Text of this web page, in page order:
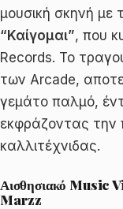
μουσική σκηνή με
“Καίγομαι”, που
Records. Το
των Arcade,
γεμάτο παλμό,
εκφράζοντας την
καλλιτέχνιδας.
Αισθησιακό Music
Marzz